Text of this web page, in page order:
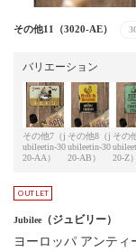
その他11（3020-AE）
バリエーション
その他7（j
ubileetin-30
20-AA）
その他8（j
ubileetin-30
20-AB）
その
20-Z）
Jubilee （ジュビリー）
ヨーロッパ アンテ